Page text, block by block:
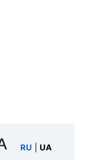
RU UA